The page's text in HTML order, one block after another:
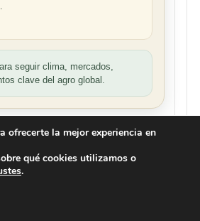
seguir clima, mercados,
clave del agro global.
EN MUNDO
ofrecerte la mejor experiencia en
qué cookies utilizamos o
.